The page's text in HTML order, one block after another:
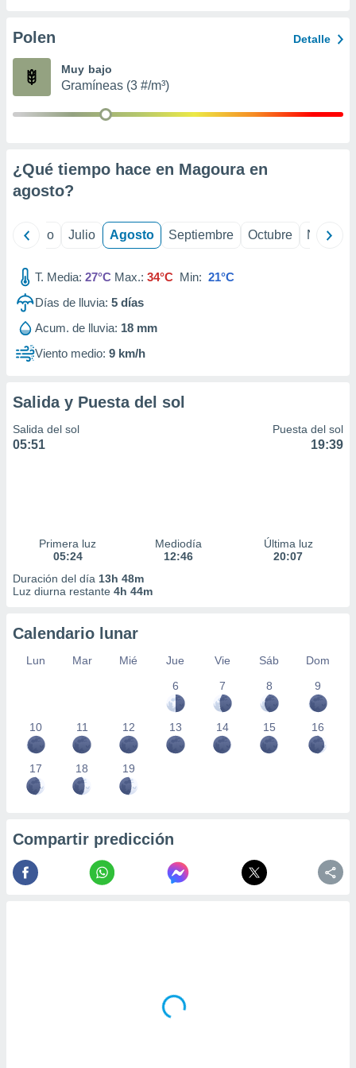
e
mediante
de
1199
Polen Detalle
Muy bajo
Gramíneas (3 #/m³)
¿Qué tiempo hace en Magoura en
agosto?
Junio Julio Agosto Septiembre Octubre
T. Media: 27°C Max.: 34°C Min: 21°C
Días de lluvia: 5 días
Acum. de lluvia: 18 mm
Viento medio: 9 km/h
Salida y Puesta del sol
Salida del sol
05:51
Puesta del sol
19:39
Primera luz
05:24
Mediodía
12:46
Última luz
20:07
Duración del día 13h 48m
Luz diurna restante 4h 44m
Calendario lunar
Lun Mar Mié Jue Vie Sáb
Dom
6
7 8 9
10 11 12 13 14 15 16
17 18 19
Compartir predicción